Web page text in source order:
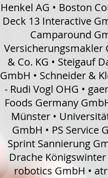
Henkel AG • Boston
Deck 13 Interactive
Camparound
Versicherungsmakler
& Co. KG • Steigauf
GmbH • Schneider &
- Rudi Vogl OHG •
Foods Germany
Münster •
GmbH • PS Service
Sprint Sannierung
Drache Königswinter
robotics GmbH •